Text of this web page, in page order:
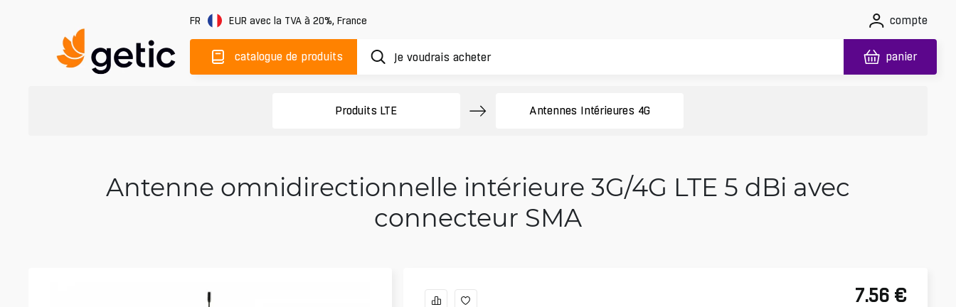
FR EUR avec la TVA à 20%, France compte
catalogue de produits panier
Produits LTE Antennes Intérieures 4G
Antenne omnidirectionnelle intérieure 3G/4G LTE 5 dBi avec
connecteur SMA
7.56 €